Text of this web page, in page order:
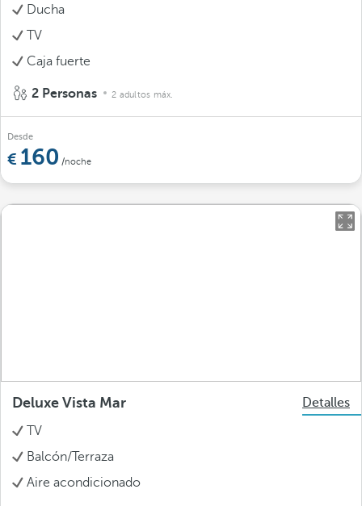
Ducha
TV
Caja fuerte
2 Personas 2 adultos máx.
Desde
160 /noche
Deluxe Vista Mar
Detalles
TV
Balcón/Terraza
Aire acondicionado